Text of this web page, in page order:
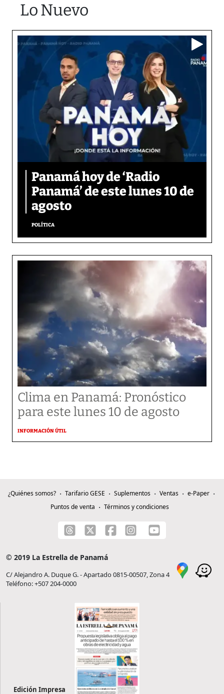
Lo Nuevo
Panamá hoy de ‘Radio
Panamá’ de este lunes 10 de
agosto
POLÍTICA
Clima en Panamá: Pronóstico
para este lunes 10 de agosto
INFORMACIÓN ÚTIL
¿Quiénes somos? Tarifario GESE Suplementos Ventas
e-Paper
Puntos de venta
Términos y condiciones
© 2019 La Estrella de Panamá
C/ Alejandro A. Duque G. - Apartado 0815-00507, Zona 4
Teléfono: +507 204-0000
Edición Impresa